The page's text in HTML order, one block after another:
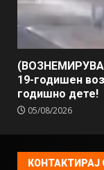
19-годишен
годишно дете!
05/08/2026
КОНТАКТИРАЈ